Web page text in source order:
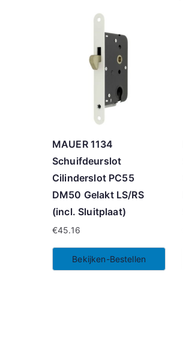
MAUER 1134
Schuifdeurslot
Cilinderslot PC55
DM50 Gelakt LS/RS
(incl. Sluitplaat)
€45.16
Bekijken-Bestellen